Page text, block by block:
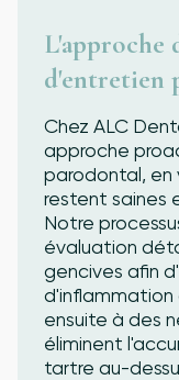
L'approche
d'entretien
Chez ALC
approche
parodontal, en
restent saines
Notre
évaluation
gencives afin
d'inflammation
ensuite à des
éliminent
tartre au-